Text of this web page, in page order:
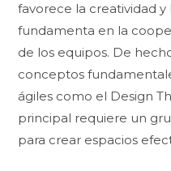
favorece la creatividad y
fundamenta en la
de los equipos. De
conceptos
ágiles como el Design
principal requiere un
para crear espacios